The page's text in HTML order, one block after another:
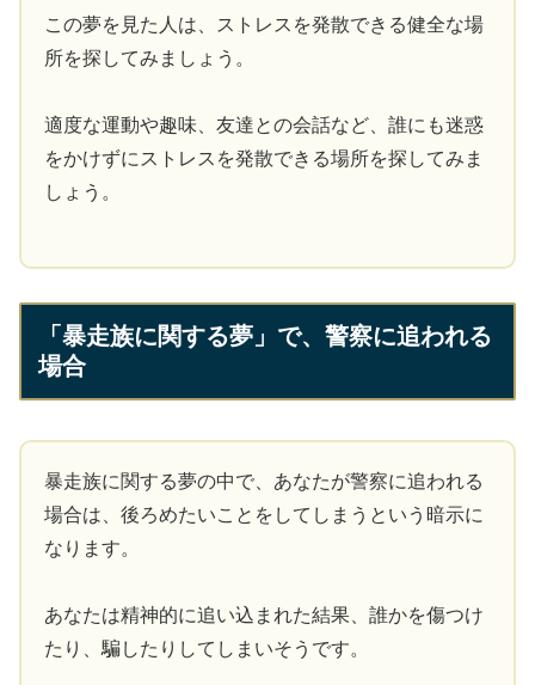
この夢を見た人は、ストレスを発散できる健全な場
所を探してみましょう。
適度な運動や趣味、友達との会話など、誰にも迷惑
をかけずにストレスを発散できる場所を探してみま
しょう。
「暴走族に関する夢」で、警察に追われる
場合
暴走族に関する夢の中で、あなたが警察に追われる
場合は、後ろめたいことをしてしまうという暗示に
なります。
あなたは精神的に追い込まれた結果、誰かを傷つけ
たり、騙したりしてしまいそうです。